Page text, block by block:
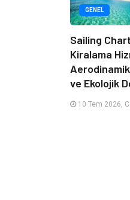
GENEL
Sailing
Kiralama
ve Ekolojik
10 Tem 2026,